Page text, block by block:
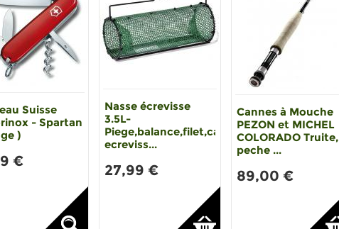
Suisse
- Spartan
)
€
Nasse écrevisse
3.5L-
Piege,balance,filet,casier
ecreviss...
27,99 €
Cannes à Mouche
PEZON et MICHEL
COLORADO Truite,
peche ...
89,00 €